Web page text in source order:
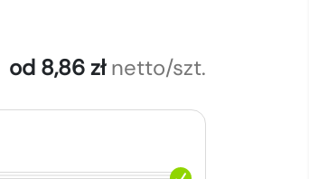
od 8,86 zł netto/szt.